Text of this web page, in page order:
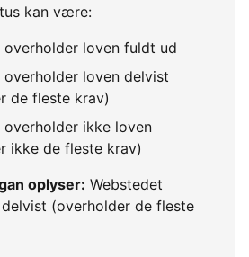
kan være:
overholder loven fuldt ud
overholder loven delvist
de fleste krav)
overholder ikke loven
ikke de fleste krav)
oplyser: Webstedet
(overholder de fleste